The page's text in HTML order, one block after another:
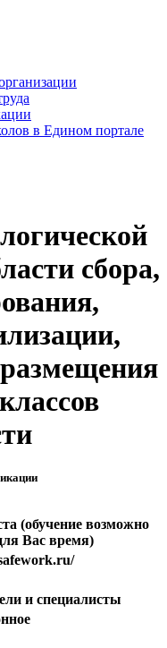
в Едином портале
сбора,
(обучение возможно
Вас время)
и специалисты